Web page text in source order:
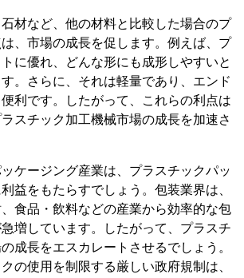
材など、他の材料と比較した場合のプ
、市場の成長を促します。例えば、プ
に優れ、どんな形にも成形しやすいと
。さらに、それは軽量であり、エンド
利です。したがって、これらの利点は
スチック加工機械市場の成長を加速さ
ケージング産業は、プラスチックパッ
益をもたらすでしょう。包装業界は、
食品・飲料などの産業から効率的な包
増しています。したがって、プラスチ
成長をエスカレートさせるでしょう。
の使用を制限する厳しい政府規制は、